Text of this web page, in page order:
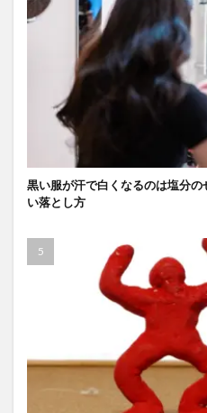
黒い服が汗で白くなるのは塩分
い落とし方